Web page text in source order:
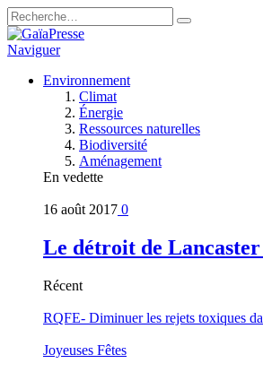
Naviguer
Environnement
Climat
Énergie
Ressources naturelles
Biodiversité
Aménagement
En vedette
16 août 2017 0
Le détroit de
Récent
RQFE- Diminuer les rejets toxiques
Joyeuses Fêtes